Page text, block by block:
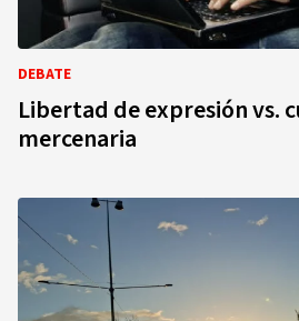
DEBATE
Libertad de expresión vs.
mercenaria